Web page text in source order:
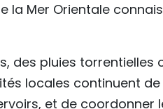
la Mer Orientale
des pluies
locales continuent
et de coordonner